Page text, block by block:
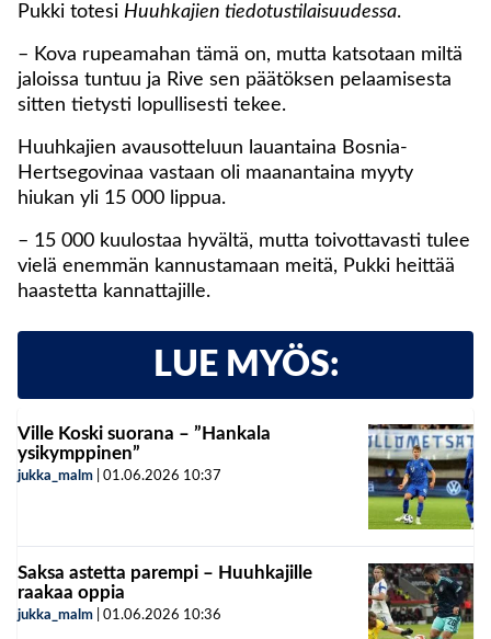
Pukki totesi Huuhkajien tiedotustilaisuudessa.
– Kova rupeamahan tämä on, mutta katsotaan miltä
jaloissa tuntuu ja Rive sen päätöksen pelaamisesta
sitten tietysti lopullisesti tekee.
Huuhkajien avausotteluun lauantaina Bosnia-
Hertsegovinaa vastaan oli maanantaina myyty
hiukan yli 15 000 lippua.
– 15 000 kuulostaa hyvältä, mutta toivottavasti tulee
vielä enemmän kannustamaan meitä, Pukki heittää
haastetta kannattajille.
LUE MYÖS:
Ville Koski suorana – ”Hankala
ysikymppinen”
jukka_malm 01.06.2026 10:37
Saksa astetta parempi – Huuhkajille
raakaa oppia
jukka_malm 01.06.2026 10:36